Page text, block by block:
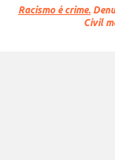
Racismo é crime.
Civil